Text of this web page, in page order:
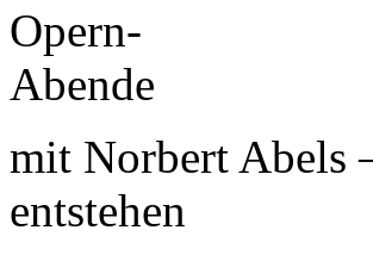
mit Norbert Abels
entstehen